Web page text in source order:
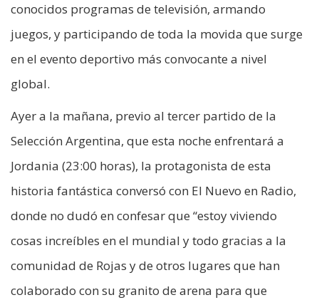
conocidos programas de televisión, armando
juegos, y participando de toda la movida que surge
en el evento deportivo más convocante a nivel
global.
Ayer a la mañana, previo al tercer partido de la
Selección Argentina, que esta noche enfrentará a
Jordania (23:00 horas), la protagonista de esta
historia fantástica conversó con El Nuevo en Radio,
donde no dudó en confesar que “estoy viviendo
cosas increíbles en el mundial y todo gracias a la
comunidad de Rojas y de otros lugares que han
colaborado con su granito de arena para que